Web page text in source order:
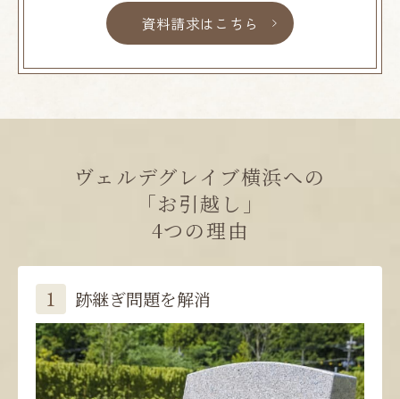
資料請求はこちら
ヴェルデグレイブ横浜への
｢お引越し｣
4つの理由
1 跡継ぎ問題を解消